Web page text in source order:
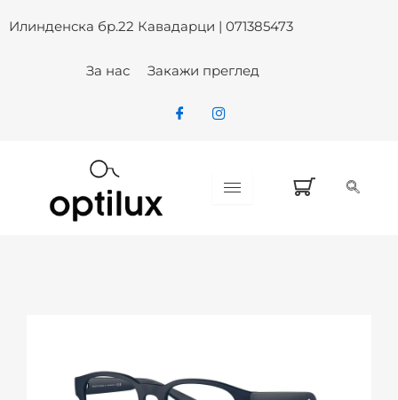
toИлинденска бр.22 Кавадарци | 071385473
За нас Закажи преглед